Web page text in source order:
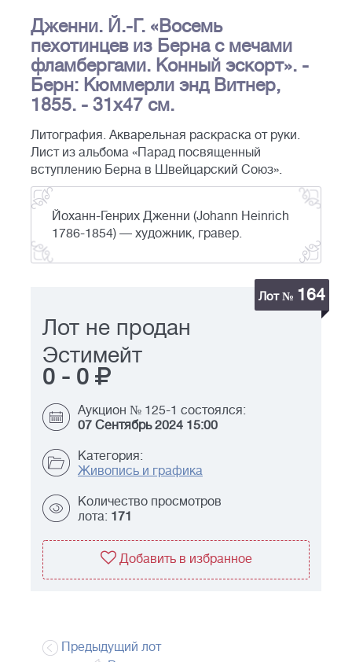
Дженни. Й.-Г. «Восемь
пехотинцев из Берна с мечами
фламбергами. Конный эскорт». -
Берн: Кюммерли энд Витнер,
1855. - 31х47 см.
Литография. Акварельная раскраска от руки.
Лист из альбома «Парад посвященный
вступлению Берна в Швейцарский Союз».
Йоханн-Генрих Дженни (Johann Heinrich
1786-1854) — художник, гравер.
Лот № 164
Лот не продан
Эстимейт
0 - 0
Аукцион № 125-1 состоялся:
07 Сентябрь 2024 15:00
Категория:
Живопись и графика
Количество просмотров
лота: 171
Добавить в избранное
Предыдущий лот